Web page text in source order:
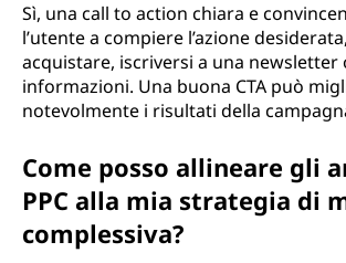
Sì, una call to action chiara e
l’utente a compiere l’azione
acquistare, iscriversi a una newsletter
informazioni. Una buona CTA può
notevolmente i risultati della
Come posso allineare gli
PPC alla mia strategia di
complessiva?